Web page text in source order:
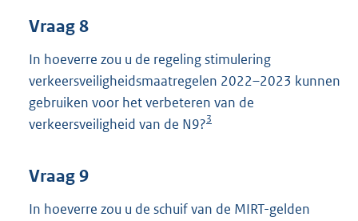
Vraag 8
In hoeverre zou u de regeling stimulering
verkeersveiligheidsmaatregelen 2022–2023 kunnen
gebruiken voor het verbeteren van de
verkeersveiligheid van de N9?3
Vraag 9
In hoeverre zou u de schuif van de MIRT-gelden